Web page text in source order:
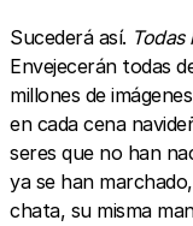
Sucederá así. Todas
Envejecerán todas
millones de
en cada cena
seres que no han
ya se han
chata, su misma